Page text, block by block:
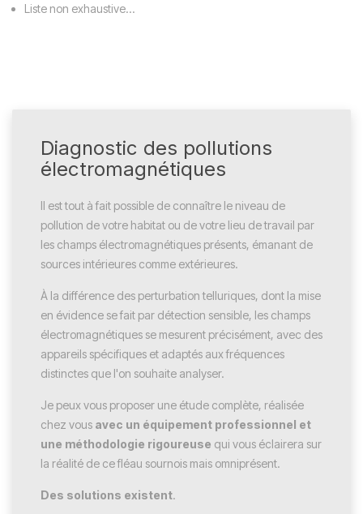
Liste non exhaustive...
Diagnostic des pollutions
électromagnétiques
Il est tout à fait possible de connaître le niveau de
pollution de votre habitat ou de votre lieu de travail par
les champs électromagnétiques présents, émanant de
sources intérieures comme extérieures.
À la différence des perturbation telluriques, dont la mise
en évidence se fait par détection sensible, les champs
électromagnétiques se mesurent précisément, avec des
appareils spécifiques et adaptés aux fréquences
distinctes que l'on souhaite analyser.
Je peux vous proposer une étude complète, réalisée
chez vous avec un équipement professionnel et
une méthodologie rigoureuse qui vous éclairera sur
la réalité de ce fléau sournois mais omniprésent.
Des solutions existent.